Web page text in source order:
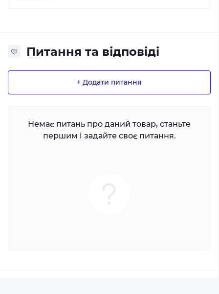
Питання та відповіді
+ Додати питання
Немає питань про даний товар, станьте
першим і задайте своє питання.